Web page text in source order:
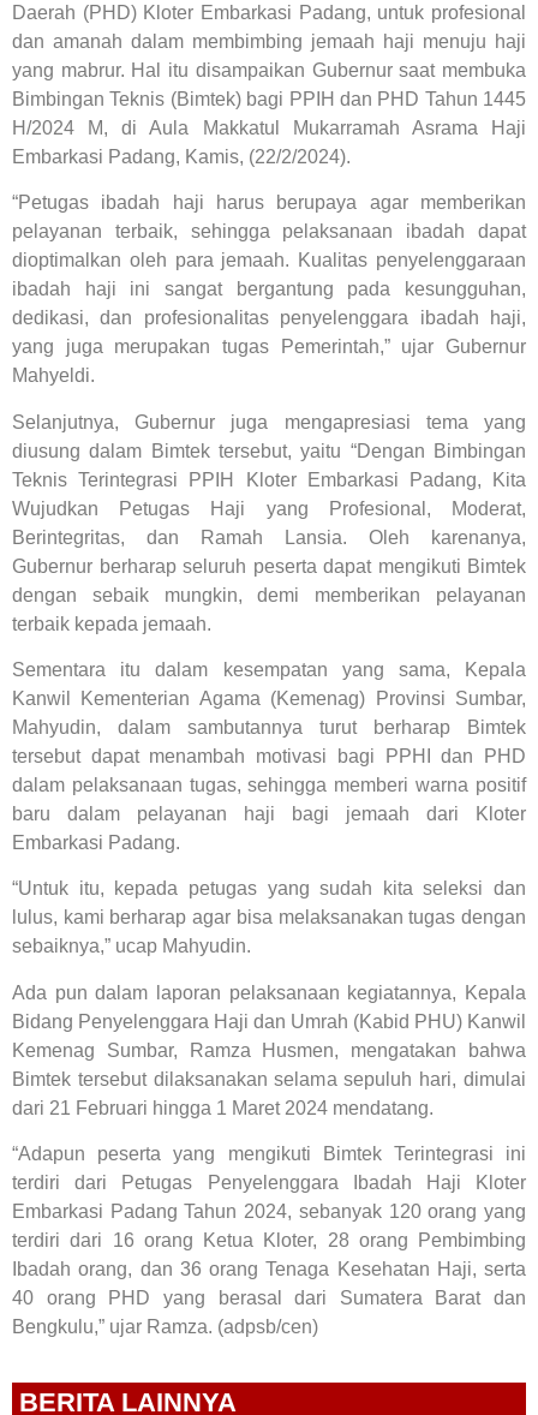
Daerah (PHD) Kloter Embarkasi Padang, untuk profesional
dan amanah dalam membimbing jemaah haji menuju haji
yang mabrur. Hal itu disampaikan Gubernur saat membuka
Bimbingan Teknis (Bimtek) bagi PPIH dan PHD Tahun 1445
H/2024 M, di Aula Makkatul Mukarramah Asrama Haji
Embarkasi Padang, Kamis, (22/2/2024).
“Petugas ibadah haji harus berupaya agar memberikan
pelayanan terbaik, sehingga pelaksanaan ibadah dapat
dioptimalkan oleh para jemaah. Kualitas penyelenggaraan
ibadah haji ini sangat bergantung pada kesungguhan,
dedikasi, dan profesionalitas penyelenggara ibadah haji,
yang juga merupakan tugas Pemerintah,” ujar Gubernur
Mahyeldi.
Selanjutnya, Gubernur juga mengapresiasi tema yang
diusung dalam Bimtek tersebut, yaitu “Dengan Bimbingan
Teknis Terintegrasi PPIH Kloter Embarkasi Padang, Kita
Wujudkan Petugas Haji yang Profesional, Moderat,
Berintegritas, dan Ramah Lansia. Oleh karenanya,
Gubernur berharap seluruh peserta dapat mengikuti Bimtek
dengan sebaik mungkin, demi memberikan pelayanan
terbaik kepada jemaah.
Sementara itu dalam kesempatan yang sama, Kepala
Kanwil Kementerian Agama (Kemenag) Provinsi Sumbar,
Mahyudin, dalam sambutannya turut berharap Bimtek
tersebut dapat menambah motivasi bagi PPHI dan PHD
dalam pelaksanaan tugas, sehingga memberi warna positif
baru dalam pelayanan haji bagi jemaah dari Kloter
Embarkasi Padang.
“Untuk itu, kepada petugas yang sudah kita seleksi dan
lulus, kami berharap agar bisa melaksanakan tugas dengan
sebaiknya,” ucap Mahyudin.
Ada pun dalam laporan pelaksanaan kegiatannya, Kepala
Bidang Penyelenggara Haji dan Umrah (Kabid PHU) Kanwil
Kemenag Sumbar, Ramza Husmen, mengatakan bahwa
Bimtek tersebut dilaksanakan selama sepuluh hari, dimulai
dari 21 Februari hingga 1 Maret 2024 mendatang.
“Adapun peserta yang mengikuti Bimtek Terintegrasi ini
terdiri dari Petugas Penyelenggara Ibadah Haji Kloter
Embarkasi Padang Tahun 2024, sebanyak 120 orang yang
terdiri dari 16 orang Ketua Kloter, 28 orang Pembimbing
Ibadah orang, dan 36 orang Tenaga Kesehatan Haji, serta
40 orang PHD yang berasal dari Sumatera Barat dan
Bengkulu,” ujar Ramza. (adpsb/cen)
BERITA LAINNYA